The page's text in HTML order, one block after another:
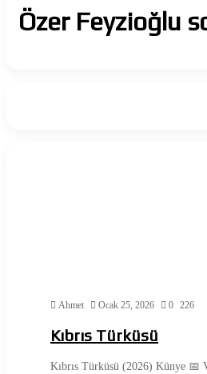
Özer Feyzioğlu
Ahmet Ocak 25, 2026 0 226
Kıbrıs Türküsü
Kıbrıs Türküsü (2026) Künye 📅